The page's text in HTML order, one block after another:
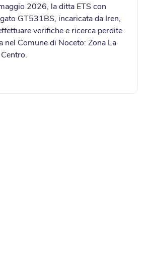
2026, la ditta ETS con
GT531BS, incaricata da Iren,
verifiche e ricerca perdite
nel Comune di Noceto: Zona La